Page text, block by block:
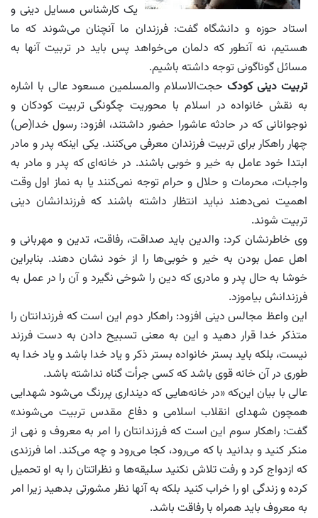
یک کارشناس مسایل دینی و
استاد حوزه و دانشگاه گفت: فرزندان ما آنچنان می‌شوند که ما
هستیم، نه آنطور که دلمان می‌خواهد پس باید در تربیت آنها به
مسائل گوناگونی توجه داشته باشیم.
تربیت دینی کودک حجت‌الاسلام والمسلمین مسعود عالی با اشاره
به نقش خانواده در اسلام با محوریت چگونگی تربیت کودکان و
نوجوانانی که در حادثه عاشورا حضور داشتند، افزود: رسول خدا(ص)
چهار راهکار برای تربیت فرزندان معرفی می‌کنند. یکی اینکه پدر و مادر
ابتدا خود عامل به خیر و خوبی باشند. در خانه‌ای که پدر و مادر به
واجبات، محرمات و حلال و حرام توجه نمی‌کنند یا به نماز اول وقت
اهمیت نمی‌دهند نباید انتظار داشته باشند که فرزندانشان دینی
تربیت شوند.
وی خاطرنشان کرد: والدین باید صداقت، رفاقت، تدین و مهربانی و
اهل عمل بودن به خیر و خوبی‌ها را از خود نشان دهند. بنابراین
خوشا به حال پدر و مادری که دین را شوخی نگیرد و آن را در عمل به
فرزندانش بیاموزد.
این واعظ مجالس دینی افزود: راهکار دوم این است که فرزندانتان را
متذکر خدا قرار دهید و این به معنی تسبیح دادن به دست فرزند
نیست، بلکه باید بستر خانواده بستر ذکر و یاد خدا باشد و یاد خدا به
طوری در آن خانه قوی باشد که کسی جرأت گناه نداشته باشد.
عالی با بیان این‌که «در خانه‌هایی که دینداری پررنگ می‌شود شهدایی
همچون شهدای انقلاب اسلامی و دفاع مقدس تربیت می‌شوند»
گفت: راهکار سوم این است که فرزندانتان را امر به معروف و نهی از
منکر کنید و بدانید با که می‌رود، کجا می‌رود و چه می‌کند. اما فرزندی
که ازدواج کرد و رفت تلاش نکنید سلیقه‌ها و نظراتتان را به او تحمیل
کرده و زندگی او را خراب کنید بلکه به آنها نظر مشورتی بدهید زیرا امر
به معروف باید همراه با رفاقت باشد.